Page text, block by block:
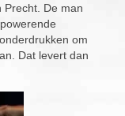
Precht. De man
om
Dat levert dan